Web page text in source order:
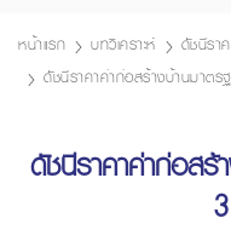
หน้าแรก บทวิเคราะห์
ดัชนีรา
ดัชนีราคาค่าก่อสร้างบ้านมาตร
ดัชนีราคาค่าก่อส